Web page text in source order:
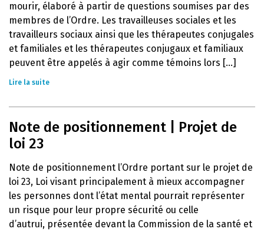
mourir, élaboré à partir de questions soumises par des
membres de l’Ordre. Les travailleuses sociales et les
travailleurs sociaux ainsi que les thérapeutes conjugales
et familiales et les thérapeutes conjugaux et familiaux
peuvent être appelés à agir comme témoins lors [...]
Lire la suite
Note de positionnement | Projet de
loi 23
Note de positionnement l’Ordre portant sur le projet de
loi 23, Loi visant principalement à mieux accompagner
les personnes dont l’état mental pourrait représenter
un risque pour leur propre sécurité ou celle
d’autrui, présentée devant la Commission de la santé et